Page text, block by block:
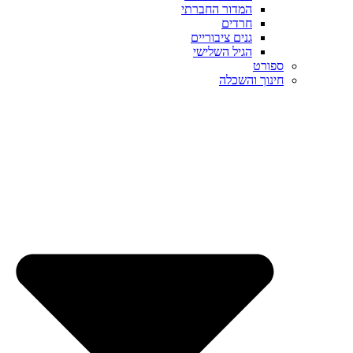
המדור החברתי
חרדים
גנים ציבוריים
הגיל השלישי
ספורט
חינוך והשכלה